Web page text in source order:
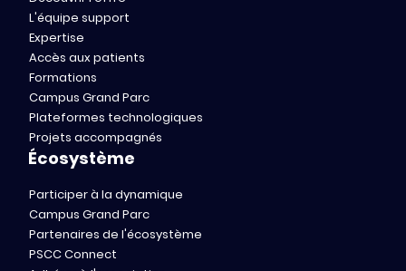
L'équipe support
Expertise
Accès aux patients
Formations
Campus Grand Parc
Plateformes technologiques
Projets accompagnés
Écosystème
Participer à la dynamique
Campus Grand Parc
Partenaires de l'écosystème
PSCC Connect